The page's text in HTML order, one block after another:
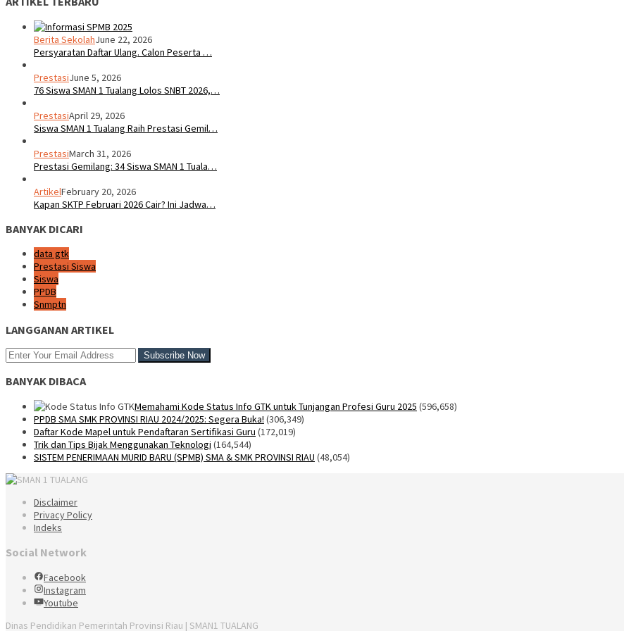
Berita SekolahJune 22, 2026
Persyaratan Daftar Ulang. Calon Peserta …
PrestasiJune 5, 2026
76 Siswa SMAN 1 Tualang Lolos SNBT 2026,…
PrestasiApril 29, 2026
Siswa SMAN 1 Tualang Raih Prestasi Gemil…
PrestasiMarch 31, 2026
Prestasi Gemilang: 34 Siswa SMAN 1 Tuala…
ArtikelFebruary 20, 2026
Kapan SKTP Februari 2026 Cair? Ini Jadwa…
BANYAK DICARI
data gtk
Prestasi Siswa
Siswa
PPDB
Snmptn
LANGGANAN ARTIKEL
BANYAK DIBACA
Memahami Kode Status Info GTK untuk Tunjangan Profesi Guru 2025 (596,658)
PPDB SMA SMK PROVINSI RIAU 2024/2025: Segera Buka! (306,349)
Daftar Kode Mapel untuk Pendaftaran Sertifikasi Guru (172,019)
Trik dan Tips Bijak Menggunakan Teknologi (164,544)
SISTEM PENERIMAAN MURID BARU (SPMB) SMA & SMK PROVINSI RIAU (48,054)
Disclaimer
Privacy Policy
Indeks
Social Network
Facebook
Instagram
Youtube
Dinas Pendidikan Pemerintah Provinsi Riau | SMAN1 TUALANG